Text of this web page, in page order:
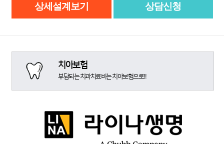
상세설계보기 상담신청
치아보험
부담되는 치과치료비는 치아보험으로!!